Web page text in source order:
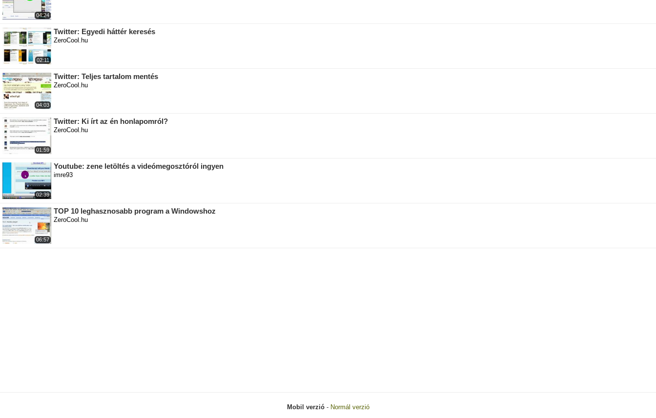
04:24
02:11
Twitter: Egyedi háttér keresés
ZeroCool.hu
04:03
Twitter: Teljes tartalom mentés
ZeroCool.hu
01:59
Twitter: Ki írt az én honlapomról?
ZeroCool.hu
02:39
Youtube: zene letöltés a videómegosztóról ingyen
imre93
06:57
TOP 10 leghasznosabb program a Windowshoz
ZeroCool.hu
Mobil verzió- Normál verzió